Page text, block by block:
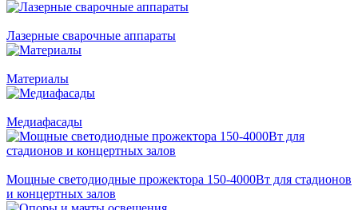
Лазерные сварочные аппараты
Материалы
Медиафасады
Мощные светодиодные прожектора 150-4000Вт для стадионов
и концертных залов